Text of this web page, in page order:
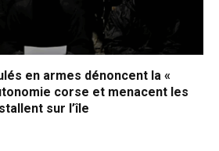
en armes dénoncent la «
corse et menacent les
sur l’île